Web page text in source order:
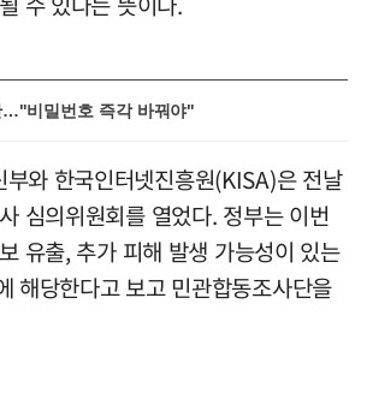
…"비밀번호 즉각 바꿔야"
부와 한국인터넷진흥원(KISA)은 전날
심의위원회를 열었다. 정부는 이번
유출, 추가 피해 발생 가능성이 있는
해당한다고 보고 민관합동조사단을